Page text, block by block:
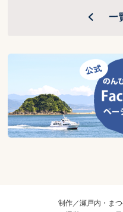
制作／瀬戸内・ま